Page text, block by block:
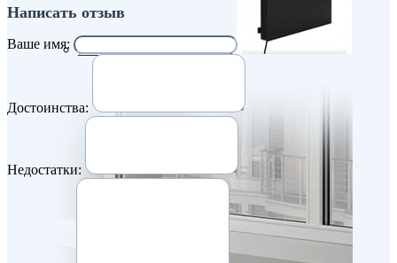
ЭЛЕКТРО РАДИАТОРЫ
Написать отзыв
Ваше имя:
Достоинства:
Недостатки: